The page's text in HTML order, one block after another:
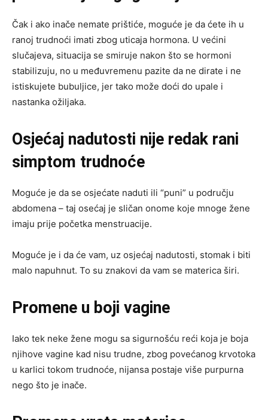
Čak i ako inače nemate prištiće, moguće je da ćete ih u
ranoj trudnoći imati zbog uticaja hormona. U većini
slučajeva, situacija se smiruje nakon što se hormoni
stabilizuju, no u međuvremenu pazite da ne dirate i ne
istiskujete bubuljice, jer tako može doći do upale i
nastanka ožiljaka.
Osjećaj nadutosti nije redak rani
simptom trudnoće
Moguće je da se osjećate naduti ili “puni” u području
abdomena – taj osećaj je sličan onome koje mnoge žene
imaju prije početka menstruacije.
Moguće je i da će vam, uz osjećaj nadutosti, stomak i biti
malo napuhnut. To su znakovi da vam se materica širi.
Promene u boji vagine
Iako tek neke žene mogu sa sigurnošću reći koja je boja
njihove vagine kad nisu trudne, zbog povećanog krvotoka
u karlici tokom trudnoće, nijansa postaje više purpurna
nego što je inače.